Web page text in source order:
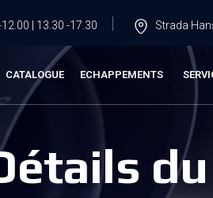
| 13.30 -17.30 Strada
CATALOGUE ECHAPPEMENTS